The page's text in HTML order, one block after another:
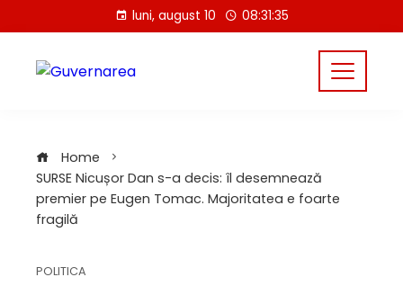
to
content
luni, august 10 08:31:35
Home
SURSE Nicușor Dan s-a decis: îl desemnează
premier pe Eugen Tomac. Majoritatea e foarte
fragilă
POLITICA